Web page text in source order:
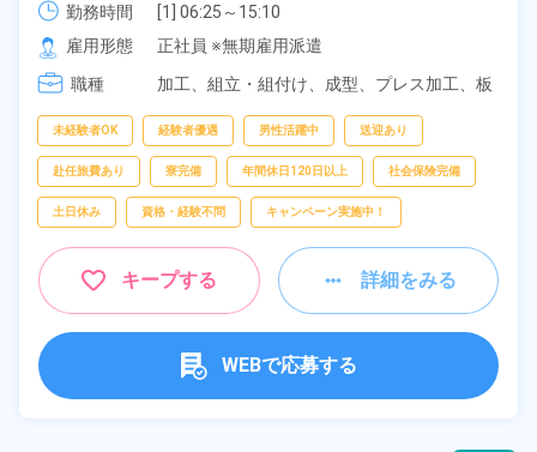
タグ 選択してください
ド
お仕事
出典：「位置参照情報」(国土交通省）の加工情報・「HeartRails
Geo API」(HeartRails Inc.)
勤務時間
[1] 06:25～15:10
[2] 17:05～01:50
[3] 08:30～17:30
雇用形態
正社員 ※無期雇用派遣
職種
加工、 組立・組付け、 成型、 プレス加工、 板
ーター、
未経験者OK 経験者優遇 男性活躍中 送迎あり
赴任旅費あり 寮完備 年間休日120日以上 社会保険完備
土日休み 資格・経験不問 キャンペーン実施中！
キープする 詳細をみる
WEBで応募する